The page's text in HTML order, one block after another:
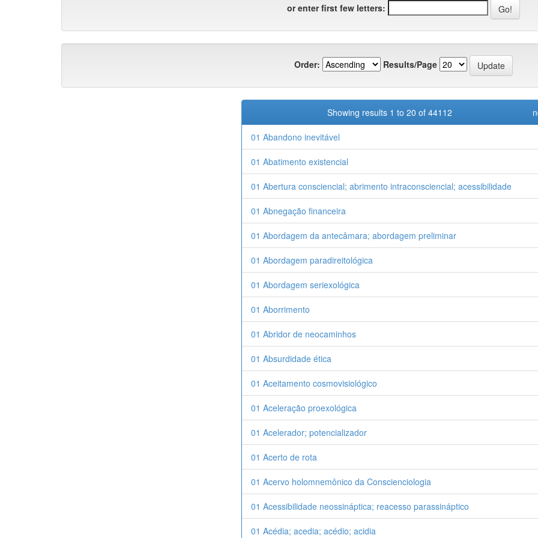
or enter first few letters:
Order: Results/Page
Showing results 1 to 20 of 44112
01 Abandono inevitável
01 Abatimento existencial
01 Abertura consciencial; abrimento intraconsciencial; acessibilidade
01 Abnegação financeira
01 Abordagem da antecâmara; abordagem preliminar
01 Abordagem paradireitológica
01 Abordagem seriexológica
01 Aborrimento
01 Abridor de neocaminhos
01 Absurdidade ética
01 Aceitamento cosmovisiológico
01 Aceleração proexológica
01 Acelerador; potencializador
01 Acerto de rota
01 Acervo holomnemônico da Conscienciologia
01 Acessibilidade neossináptica; reacesso parassináptico
01 Acédia; acedia; acédio; acidia